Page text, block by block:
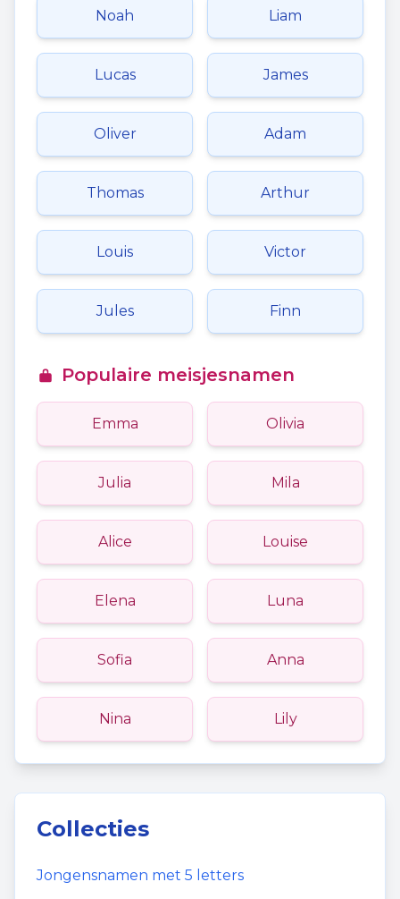
Noah Liam
Lucas James
Oliver Adam
Thomas Arthur
Louis Victor
Jules Finn
Populaire meisjesnamen
Emma Olivia
Julia Mila
Alice Louise
Elena Luna
Sofia Anna
Nina Lily
Collecties
Jongensnamen met 5 letters